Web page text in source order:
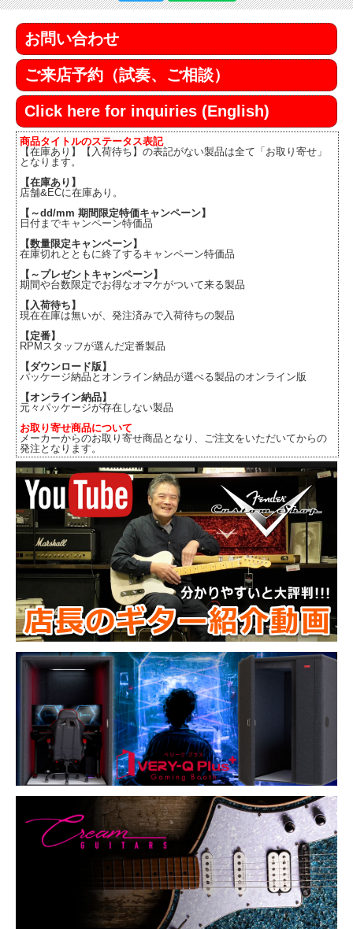
お問い合わせ
ご来店予約（試奏、ご相談）
Click here for inquiries (English)
商品タイトルのステータス表記
【在庫あり】【入荷待ち】の表記がない製品は全て「お取り寄せ」
となります。
【在庫あり】
店舗&ECに在庫あり。
【～dd/mm 期間限定特価キャンペーン】
日付までキャンペーン特価品
【数量限定キャンペーン】
在庫切れとともに終了するキャンペーン特価品
【～プレゼントキャンペーン】
期間や台数限定でお得なオマケがついて来る製品
【入荷待ち】
現在在庫は無いが、発注済みで入荷待ちの製品
【定番】
RPMスタッフが選んだ定番製品
【ダウンロード版】
パッケージ納品とオンライン納品が選べる製品のオンライン版
【オンライン納品】
元々パッケージが存在しない製品
お取り寄せ商品について
メーカーからのお取り寄せ商品となり、ご注文をいただいてからの
発注となります。